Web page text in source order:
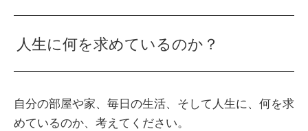
人生に何を求めているのか？
自分の部屋や家、毎日の生活、そして人生に、何を求
めているのか、考えてください。